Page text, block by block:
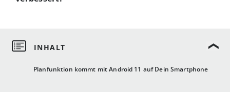
Planfunktion kommt mit Android 11 auf Dein Smartphone